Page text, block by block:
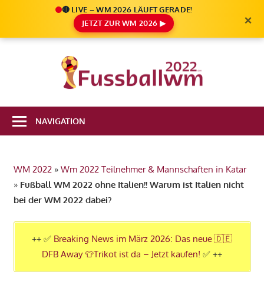
🔴 LIVE – WM 2026 LÄUFT GERADE!
JETZT ZUR WM 2026 ▶
×
Infos
Katar
NAVIGATION
WM 2022» Wm 2022 Teilnehmer & Mannschaften in Katar
» Fußball WM 2022 ohne Italien!! Warum ist Italien nicht
bei der WM 2022 dabei?
++ ✅ Breaking News im März 2026: Das neue 🇩🇪
DFB Away 👕Trikot ist da – Jetzt kaufen! ✅ ++